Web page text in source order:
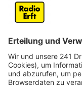
und einen weißen
Meldungen
Anzeige